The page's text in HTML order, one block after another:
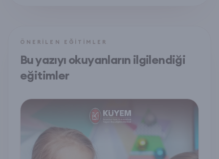
ÖNERILEN EĞITIMLER
Bu yazıyı okuyanların ilgilendiği
eğitimler